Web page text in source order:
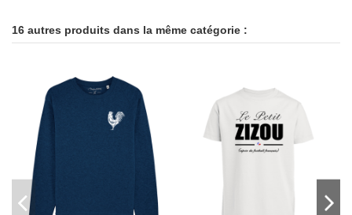
16 autres produits dans la même catégorie :